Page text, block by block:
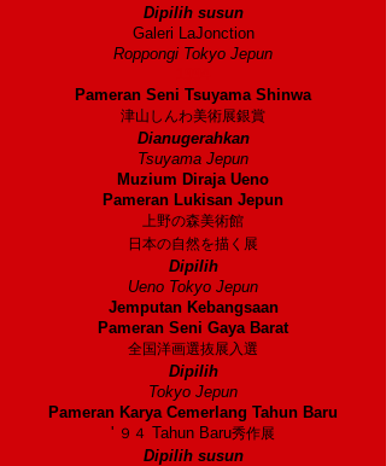
Dipilih susun
Galeri LaJonction
Roppongi Tokyo Jepun
Pameran Seni Tsuyama Shinwa
津山しんわ美術展銀賞
Dianugerahkan
Tsuyama Jepun
Muzium Diraja Ueno
Pameran Lukisan Jepun
上野の森美術館
日本の自然を描く展
Dipilih
Ueno Tokyo Jepun
Jemputan Kebangsaan
Pameran Seni Gaya Barat
全国洋画選抜展入選
Dipilih
Tokyo Jepun
Pameran Karya Cemerlang Tahun Baru
' ９４ Tahun Baru秀作展
Dipilih susun